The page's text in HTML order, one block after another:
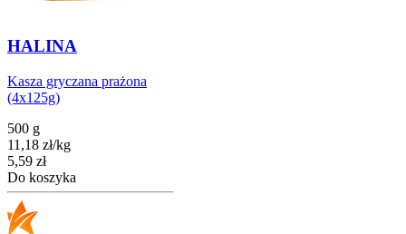
HALINA
Kasza gryczana prażona
(4x125g)
500 g
11,18 zł/kg
Cena
5,59 zł
Do koszyka